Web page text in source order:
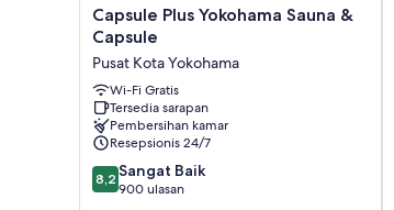
Capsule
Plus
Yokohama
Sauna
&
Capsule
Pusat
Kota
Yokohama
Capsule Plus Yokohama Sauna &
Capsule
Pusat Kota Yokohama
Wi-Fi Gratis
Tersedia sarapan
Pembersihan kamar
Resepsionis 24/7
8.2
dari
8,2 Sangat Baik
900 ulasan